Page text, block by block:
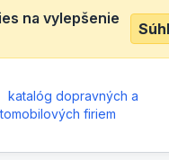
na vylepšenie
katalóg dopravných a
firiem